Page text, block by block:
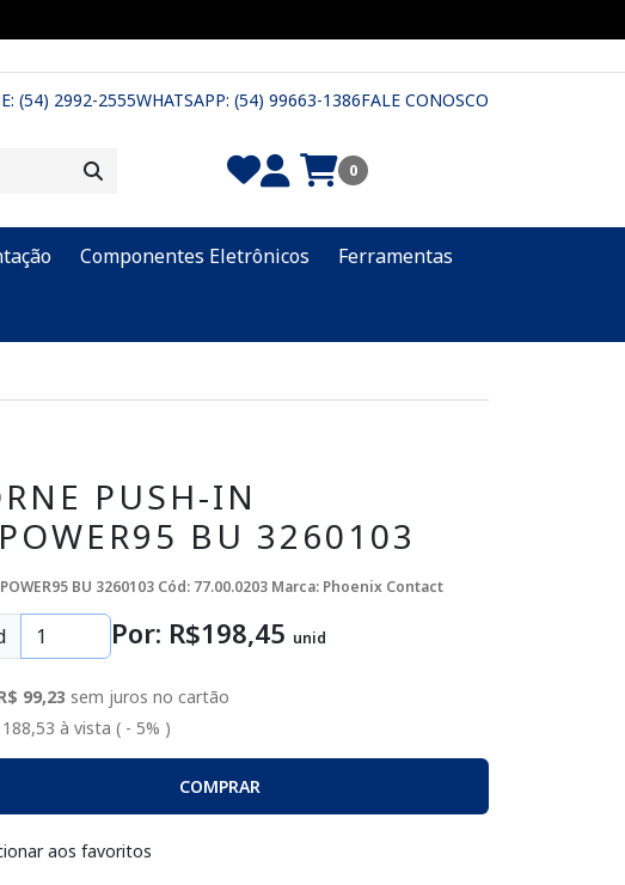
(54) 2992-2555WHATSAPP: (54) 99663-1386FALE CONOSCO
0
Componentes Eletrônicos Ferramentas
PUSH-IN
BU 3260103
BU 3260103 Cód: 77.00.0203 Marca: Phoenix Contact
Por: R$198,45 unid
99,23 sem juros no cartão
à vista ( - 5% )
COMPRAR
aos favoritos